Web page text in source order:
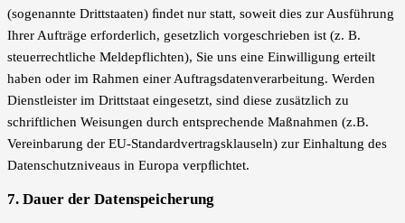
(sogenannte Drittstaaten) ﬁndet nur statt, soweit dies zur Ausführung
Ihrer Aufträge erforderlich, gesetzlich vorgeschrieben ist (z. B.
steuerrechtliche Meldepflichten), Sie uns eine Einwilligung erteilt
haben oder im Rahmen einer Auftragsdatenverarbeitung. Werden
Dienstleister im Drittstaat eingesetzt, sind diese zusätzlich zu
schriftlichen Weisungen durch entsprechende Maßnahmen (z.B.
Vereinbarung der EU-Standardvertragsklauseln) zur Einhaltung des
Datenschutzniveaus in Europa verpﬂichtet.
7. Dauer der Datenspeicherung